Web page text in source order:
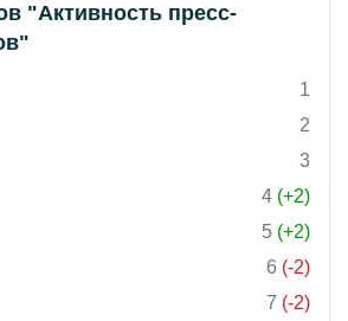
"Активность пресс-
1
2
3
4 (+2)
5 (+2)
6 (-2)
7 (-2)